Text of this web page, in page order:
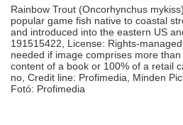
Rainbow Trout (Oncorhynchus
popular game fish native to coastal
and introduced into the eastern US
191515422, License: Rights-
needed if image comprises more
content of a book or 100% of a retail
no, Credit line: Profimedia, Minden
Fotó: Profimedia